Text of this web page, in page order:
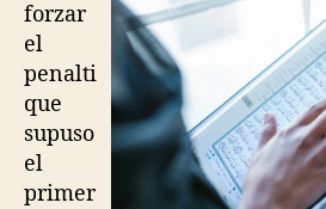
forzar
el
penalti
que
supuso
el
primer